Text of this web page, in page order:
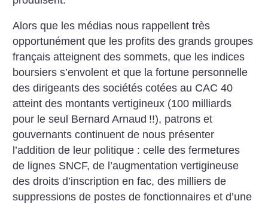
Alors que les médias nous rappellent très
opportunément que les profits des grands groupes
français atteignent des sommets, que les indices
boursiers s’envolent et que la fortune personnelle
des dirigeants des sociétés cotées au CAC 40
atteint des montants vertigineux (100 milliards
pour le seul Bernard Arnaud !!), patrons et
gouvernants continuent de nous présenter
l’addition de leur politique : celle des fermetures
de lignes SNCF, de l’augmentation vertigineuse
des droits d’inscription en fac, des milliers de
suppressions de postes de fonctionnaires et d’une